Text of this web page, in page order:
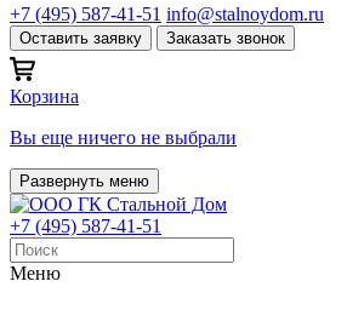
+7 (495) 587-41-51 info@stalnoydom.ru
Оставить заявку Заказать звонок
Корзина
Вы еще ничего не выбрали
Развернуть меню
+7 (495) 587-41-51
Меню